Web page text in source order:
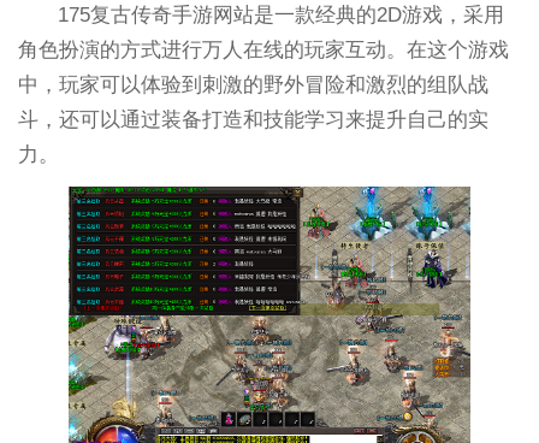
175复古传奇手游网站是一款经典的2D游戏，采用
角色扮演的方式进行万人在线的玩家互动。在这个游戏
中，玩家可以体验到刺激的野外冒险和激烈的组队战
斗，还可以通过装备打造和技能学习来提升自己的实
力。